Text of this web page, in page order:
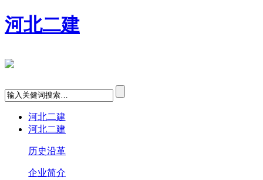
河北二建
河北二建
河北二建
历史沿革
企业简介